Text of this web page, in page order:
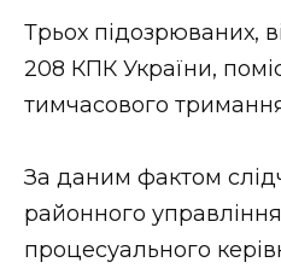
Трьох підозрюваних,
208 КПК України,
тимчасового
За даним фактом
районного управління
процесуального